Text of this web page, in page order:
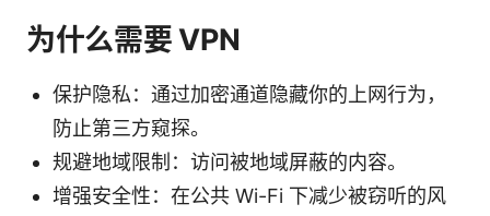
为什么需要 VPN
保护隐私：通过加密通道隐藏你的上网行为，
防止第三方窥探。
规避地域限制：访问被地域屏蔽的内容。
增强安全性：在公共 Wi-Fi 下减少被窃听的风